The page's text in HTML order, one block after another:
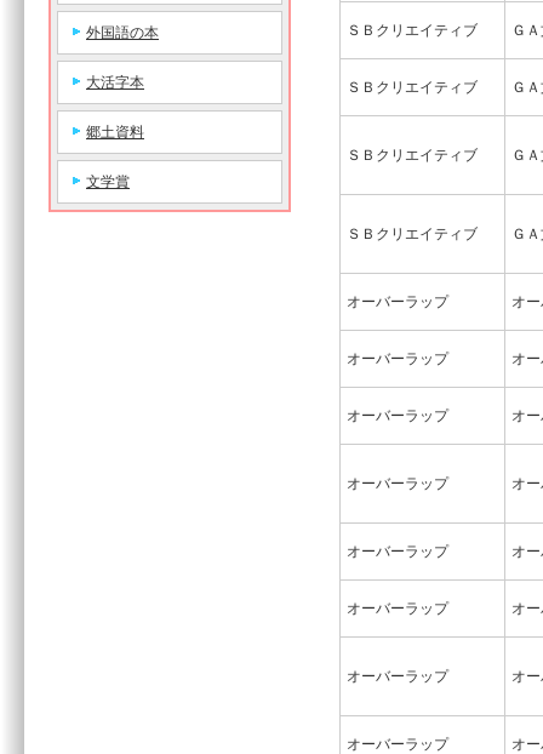
外国語の本
大活字本
郷土資料
文学賞
ＳＢクリエイティブ Ｇ
ＳＢクリエイティブ Ｇ
ＳＢクリエイティブ Ｇ
ＳＢクリエイティブ Ｇ
オーバーラップ オ
オーバーラップ オ
オーバーラップ オ
オーバーラップ オ
オーバーラップ オ
オーバーラップ オ
オーバーラップ オ
オーバーラップ オ